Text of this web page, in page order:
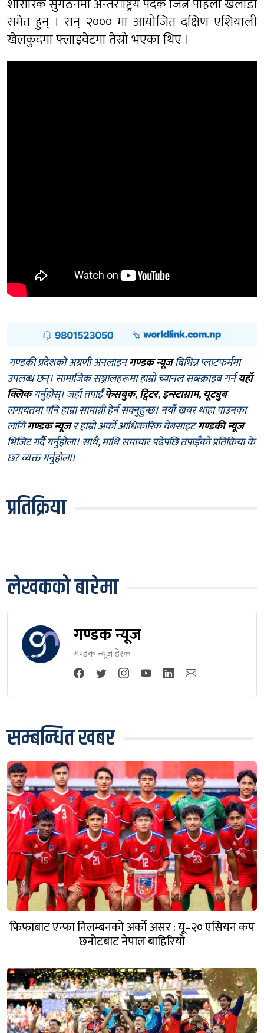
शारीरिक सुगठनमा अन्तर्राष्ट्रिय पदक जित्ने पहिलो खेलाडी
समेत हुन् । सन् २००० मा आयोजित दक्षिण एशियाली
खेलकुदमा फ्लाइवेटमा तेस्रो भएका थिए ।
गण्डकी प्रदेशको अग्रणी अनलाइनगण्डक न्यूजविभिन्न प्लाटफर्ममा
उपलब्ध छन्। सामाजिक सञ्जालहरूमा हाम्रो च्यानल सब्स्क्राइब गर्नयहाँ
क्लिकगर्नुहोस्। जहाँ तपाईँफेसबुक,ट्विटर,इन्स्टाग्राम, यूट्युब
लगायतमा पनि हाम्रा सामाग्री हेर्न सक्नुहुन्छ। नयाँ खबर थाहा पाउनका
लागिगण्डक न्यूजर हाम्रो अर्को आधिकारिक वेबसाइटगण्डकी न्यूज
भिजिट गर्दै गर्नुहोला। साथै, माथि समाचार पढेपछि तपाईँको प्रतिक्रिया के
छ? व्यक्त गर्नुहोला।
प्रतिक्रिया
लेखकको बारेमा
गण्डक न्यूज
गण्डक न्यूज डेस्क
सम्बन्धित खबर
फिफाबाट एन्फा निलम्बनको अर्को असर : यू–२० एसियन कप
छनोटबाट नेपाल बाहिरियो